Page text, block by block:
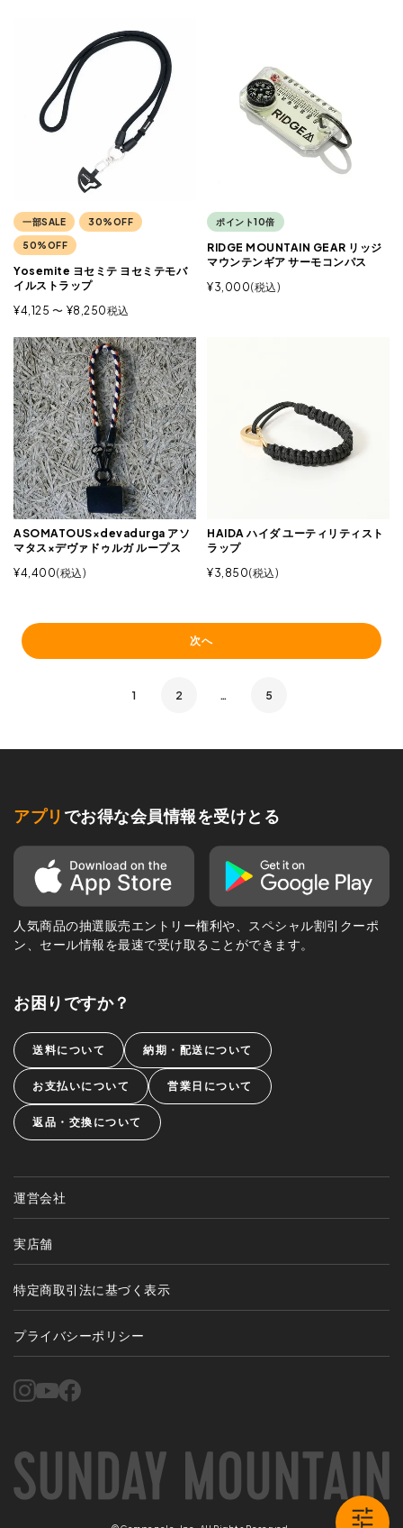
一部SALE 30%OFF
50%OFF
Yosemite ヨセミテ ヨセミテモバ
イルストラップ
¥4,125 〜 ¥8,250税込
ポイント10倍
RIDGE MOUNTAIN GEAR リッジ
マウンテンギア サーモコンパス
¥3,000 税込
ASOMATOUS×devadurga アソ
マタス×デヴァドゥルガ ループス
¥4,400 税込
HAIDA ハイダ ユーティリティスト
ラップ
¥3,850 税込
次へ
1 2 … 5
アプリ でお得な会員情報を受けとる
人気商品の抽選販売エントリー権利や、スペシャル割引クーポ
ン、セール情報を最速で受け取ることができます。
お困りですか？
送料について 納期・配送について
お支払いについて 営業日について
返品・交換について
運営会社
実店舗
特定商取引法に基づく表示
プライバシーポリシー